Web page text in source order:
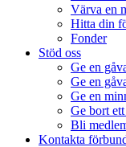
Värva en
Hitta din
Fonder
Stöd oss
Ge en
Ge en
Ge en
Ge bort
Bli
Kontakta